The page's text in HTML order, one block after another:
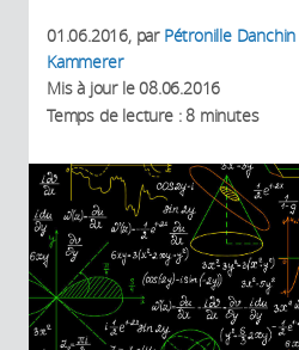
01.06.2016, par Pétronille Danchin
Kammerer
Mis à jour le08.06.2016
Temps de lecture : 8 minutes